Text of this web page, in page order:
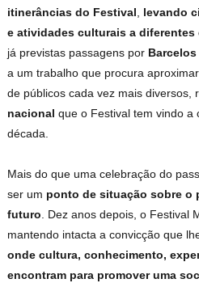
itinerâncias do Festival, levando
e atividades culturais a diferentes
já previstas passagens por Barcelos
a um trabalho que procura
de públicos cada vez mais diversos,
nacional que o Festival tem vindo a
década.
Mais do que uma celebração do
ser um ponto de situação sobre o
futuro. Dez anos depois, o Festival
mantendo intacta a convicção que
onde cultura, conhecimento,
encontram para promover uma